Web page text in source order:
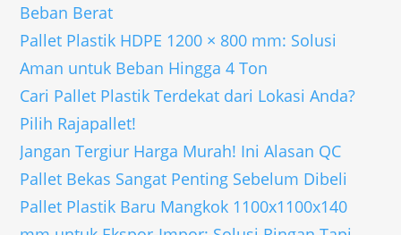
Beban Berat
Pallet Plastik HDPE 1200 × 800 mm: Solusi
Aman untuk Beban Hingga 4 Ton
Cari Pallet Plastik Terdekat dari Lokasi Anda?
Pilih Rajapallet!
Jangan Tergiur Harga Murah! Ini Alasan QC
Pallet Bekas Sangat Penting Sebelum Dibeli
Pallet Plastik Baru Mangkok 1100x1100x140